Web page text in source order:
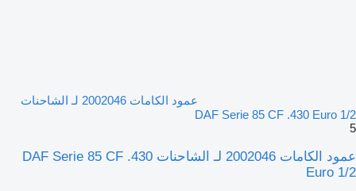
عمود الكامات 2002046 لـ الشاحنات
DAF Serie 85 CF .430 Euro 1/2
5
عمود الكامات 2002046 لـ الشاحنات DAF Serie 85 CF .430
Euro 1/2